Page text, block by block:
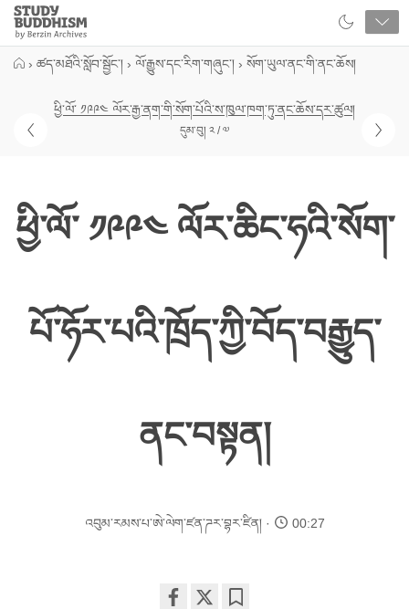
Close
Study
Buddhism
› ཚད་མཐོའི་སློབ་སྦྱོང་། › ལོ་རྒྱུས་དང་རིག་གཞུང་། › སོག་ཡུལ་ནང་གི་ནང་ཆོས།
ཕྱི་ལོ་ ༡༩༩༤ ལོར་རྒྱ་ནག་གི་སོག་པོའི་ས་ཁུལ་ཁག་ཏུ་ནང་ཆོས་དར་ཚུལ།
དུམ་བུ། ༢ / ༧
ཕྱི་ལོ་ ༡༩༩༤ ལོར་ཆིང་ཧའི་སོག་
པོ་ཧོར་པའི་ཁྲོད་ཀྱི་བོད་བརྒྱུད་
ནང་བསྟན།
འབུམ་རམས་པ་ཨེ་ལེག་ཛན་ཌར་བྷར་ཛིན། 00:27